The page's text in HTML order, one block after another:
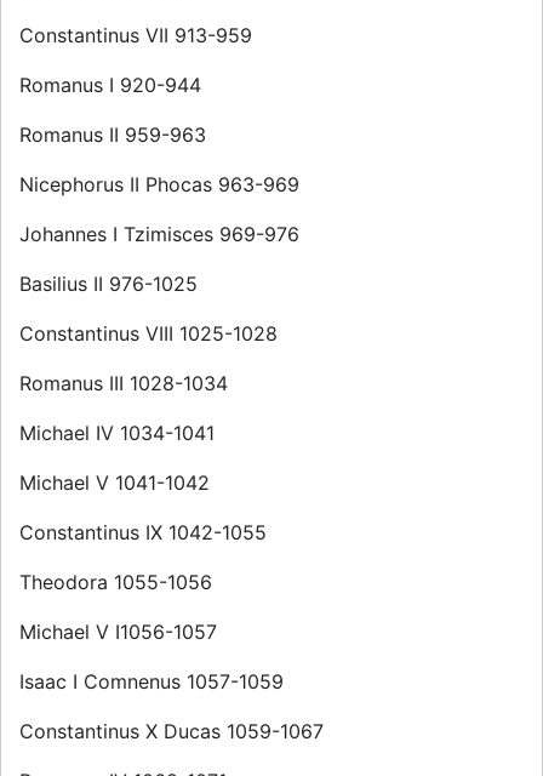
Constantinus VII 913-959
Romanus I 920-944
Romanus II 959-963
Nicephorus II Phocas 963-969
Johannes I Tzimisces 969-976
Basilius II 976-1025
Constantinus VIII 1025-1028
Romanus III 1028-1034
Michael IV 1034-1041
Michael V 1041-1042
Constantinus IX 1042-1055
Theodora 1055-1056
Michael V I1056-1057
Isaac I Comnenus 1057-1059
Constantinus X Ducas 1059-1067